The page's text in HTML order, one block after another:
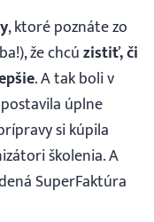
, ktoré poznáte zo
že chcúzistiť, či
. A tak boli v
úplne
si kúpila
školenia. A
SuperFaktúra